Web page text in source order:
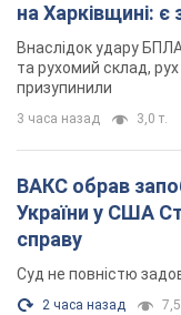
на Харківщині: є
Внаслідок удару
та рухомий склад, рух
призупинили
3 часа назад 3,0 т.
ВАКС обрав запобіжний захід експосолці
України у США Стефанішиній: що відомо про
справу
Суд не повністю
2 часа назад